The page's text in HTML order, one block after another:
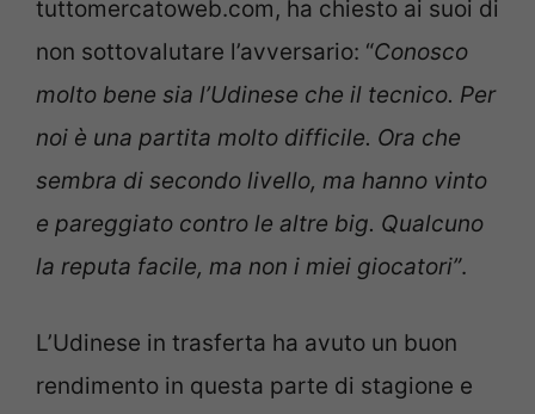
tuttomercatoweb.com, ha chiesto ai suoi di
non sottovalutare l’avversario: “Conosco
molto bene sia l’Udinese che il tecnico. Per
noi è una partita molto difficile. Ora che
sembra di secondo livello, ma hanno vinto
e pareggiato contro le altre big. Qualcuno
la reputa facile, ma non i miei giocatori”.
L’Udinese in trasferta ha avuto un buon
rendimento in questa parte di stagione e